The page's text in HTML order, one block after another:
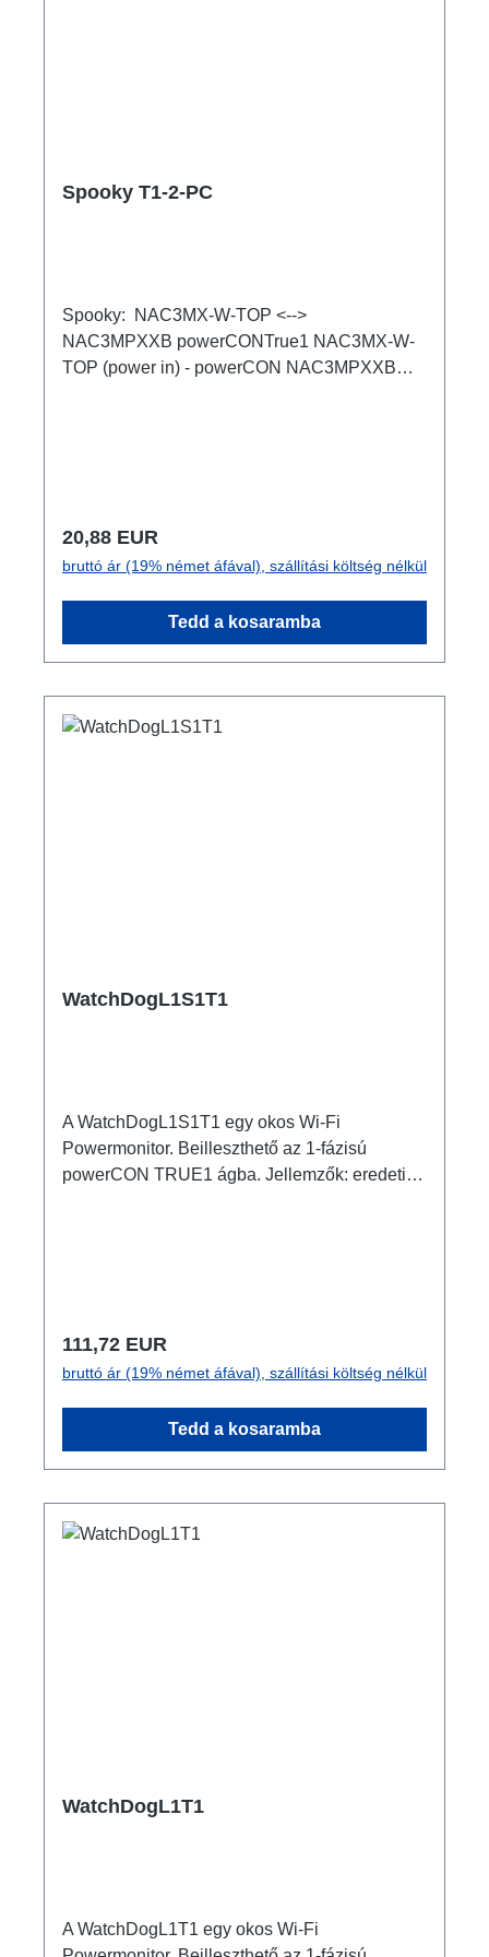
Spooky T1-2-PC
Spooky: NAC3MX-W-TOP <-->
NAC3MPXXB powerCONTrue1 NAC3MX-W-
TOP (power in) - powerCON NAC3MPXXB
Normál ár:
20,88 EUR
bruttó ár (19% német áfával), szállítási költség nélkül
Tedd a kosaramba
WatchDogL1S1T1
A WatchDogL1S1T1 egy okos Wi-Fi
Powermonitor. Beilleszthető az 1-fázisú
powerCON TRUE1 ágba. Jellemzők: eredeti
időtervek, szkriptelés, webhookShelly Plus
2PM Csatlakozók: 1x powerCON TRUE1
NAC3MPX-TOP - In 1x Schuko - Breakout 1x
powerCON TRUE1 NAC3FPX-TOP - Through
Normál ár:
111,72 EUR
bruttó ár (19% német áfával), szállítási költség nélkül
Tedd a kosaramba
WatchDogL1T1
A WatchDogL1T1 egy okos Wi-Fi